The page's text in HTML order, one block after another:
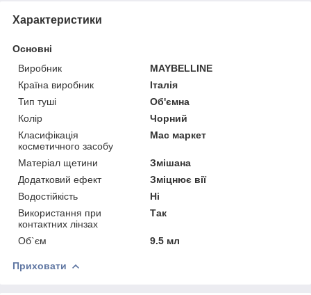
Характеристики
Основні
Виробник
MAYBELLINE
Країна виробник
Італія
Тип туші
Об'ємна
Колір
Чорний
Класифікація
косметичного засобу
Мас маркет
Матеріал щетини
Змішана
Додатковий ефект
Зміцнює вії
Водостійкість
Ні
Використання при
контактних лінзах
Так
Об`єм 9.5 мл
Приховати